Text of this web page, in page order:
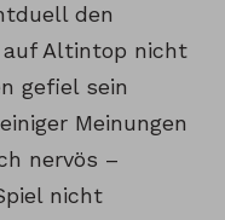
den
auf Altintop nicht
gefiel sein
Meinungen
nervös –
nicht